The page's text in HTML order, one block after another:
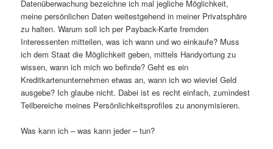
Datenüberwachung bezeichne ich mal jegliche Möglichkeit,
meine persönlichen Daten weitestgehend in meiner Privatsphäre
zu halten. Warum soll ich per Payback-Karte fremden
Interessenten mitteilen, was ich wann und wo einkaufe? Muss
ich dem Staat die Möglichkeit geben, mittels Handyortung zu
wissen, wann ich mich wo befinde? Geht es ein
Kreditkartenunternehmen etwas an, wann ich wo wieviel Geld
ausgebe? Ich glaube nicht. Dabei ist es recht einfach, zumindest
Teilbereiche meines Persönlichkeitsprofiles zu anonymisieren.
Was kann ich – was kann jeder – tun?